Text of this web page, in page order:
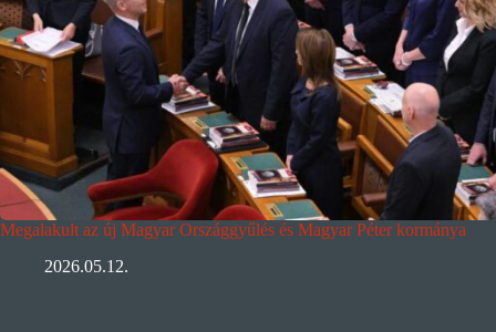
Megalakult az új Magyar Országgyűlés és Magyar Péter kormánya
2026.05.12.